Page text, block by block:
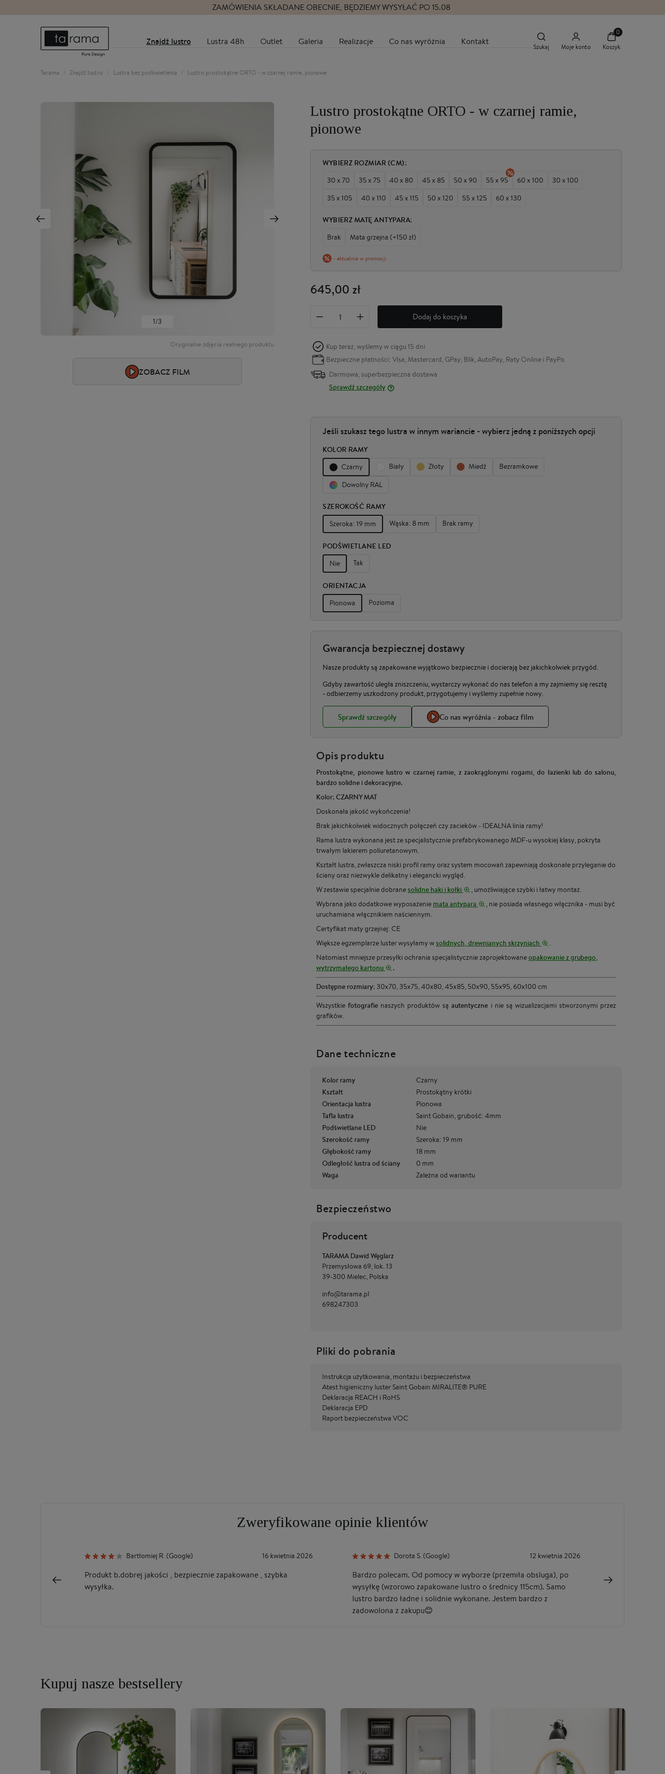
ZAMÓWIENIA SKŁADANE OBECNIE, BĘDZIEMY WYSYŁAĆ PO 15.08
Znajdź lustro Lustra 48h Outlet Galeria Realizacje Co nas wyróżnia Kontakt
Szukaj Moje konto Koszyk
Tarama Znajdź lustro Lustra bez podświetlenia Lustro prostokątne ORTO - w czarnej ramie, pionowe
1/3
Oryginalne zdjęcia realnego produktu
ZOBACZ FILM
Lustro prostokątne ORTO - w czarnej ramie,
pionowe
WYBIERZ ROZMIAR (CM):
30 x 70
35 x 75 40 x 80 45 x 85 50 x 90 55 x 95 60 x 100
30 x 100
35 x 105
40 x 110 45 x 115 50 x 120 55 x 125 60 x 130
WYBIERZ MATĘ ANTYPARA:
Brak
Mata grzejna (+150 zł)
- aktualnie w promocji
645,00 zł
Dodaj do koszyka
Kup teraz, wyślemy w ciągu 15 dni
Bezpieczne płatności: Visa, Mastercard, GPay, Blik, AutoPay, Raty Online i PayPo
Darmowa, superbezpieczna dostawa
Sprawdź szczegóły
Jeśli szukasz tego lustra w innym wariancie - wybierz jedną z poniższych opcji
KOLOR RAMY
Czarny
Biały Złoty Miedź Bezramkowe
Dowolny RAL
SZEROKOŚĆ RAMY
Szeroka: 19 mm
Wąska: 8 mm Brak ramy
PODŚWIETLANE LED
Nie
Tak
ORIENTACJA
Pionowa
Pozioma
Gwarancja bezpiecznej dostawy
Nasze produkty są zapakowane wyjątkowo bezpiecznie i docierają bez jakichkolwiek przygód.
Gdyby zawartość uległa zniszczeniu, wystarczy wykonać do nas telefon a my zajmiemy się resztą
- odbierzemy uszkodzony produkt, przygotujemy i wyślemy zupełnie nowy.
Sprawdź szczegóły Co nas wyróżnia - zobacz film
Opis produktu
Prostokątne, pionowe lustro w czarnej ramie, z zaokrąglonymi rogami, do łazienki lub do salonu,
bardzo solidne i dekoracyjne.
Kolor: CZARNY MAT
Doskonała jakość wykończenia!
Brak jakichkolwiek widocznych połączeń czy zacieków - IDEALNA linia ramy!
Rama lustra wykonana jest ze specjalistycznie prefabrykowanego MDF-u wysokiej klasy, pokryta
trwałym lakierem poliuretanowym.
Kształt lustra, zwłaszcza niski profil ramy oraz system mocowań zapewniają doskonałe przyleganie do
ściany oraz niezwykle delikatny i elegancki wygląd.
W zestawie specjalnie dobranesolidne haki i kołki
, umożliwiające szybki i łatwy montaż.
Wybrana jako dodatkowe wyposażenie mata antypara
, nie posiada własnego włącznika - musi być
uruchamiana włącznikiem naściennym.
Certyfikat maty grzejnej: CE
Większe egzemplarze luster wysyłamy wsolidnych, drewnianych skrzyniach
.
Natomiast mniejsze przesyłki ochrania specjalistycznie zaprojektowaneopakowanie z grubego,
wytrzymałego kartonu
.
Dostępne rozmiary: 30x70, 35x75, 40x80, 45x85, 50x90, 55x95, 60x100 cm
Wszystkiefotografie naszych produktów sąautentyczne i nie są wizualizacjami stworzonymi przez
grafików.
Dane techniczne
Kolor ramy
Czarny
Kształt
Prostokątny krótki
Orientacja lustra
Pionowa
Tafla lustra
Saint Gobain, grubość: 4mm
Podświetlane LED
Nie
Szerokość ramy
Szeroka: 19 mm
Głębokość ramy
18 mm
Odległość lustra od ściany
0 mm
Waga
Zależna od wariantu
Bezpieczeństwo
Producent
TARAMA Dawid Węglarz
Przemysłowa 69, lok. 13
39-300 Mielec, Polska
info@tarama.pl
698247303
Pliki do pobrania
Instrukcja użytkowania, montażu i bezpieczeństwa
Atest higieniczny luster Saint Gobain MIRALITE® PURE
Deklaracja REACH i RoHS
Deklaracja EPD
Raport bezpieczeństwa VOC
Zweryfikowane opinie klientów
Bartłomiej R. (Google) 16 kwietnia 2026
Produkt b.dobrej jakości , bezpiecznie zapakowane , szybka
wysyłka.
Dorota S. (Google) 12 kwietnia 2026
Bardzo polecam. Od pomocy w wyborze (przemiła obsluga), po
wysyłkę (wzorowo zapakowane lustro o średnicy 115cm). Samo
lustro bardzo ładne i solidnie wykonane. Jestem bardzo z
zadowolona z zakupu😊
Kupuj nasze bestsellery